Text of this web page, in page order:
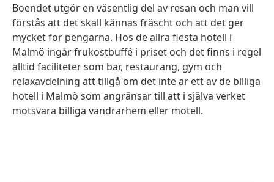
Boendet utgör en väsentlig del av resan och man vill
förstås att det skall kännas fräscht och att det ger
mycket för pengarna. Hos de allra flesta hotell i
Malmö ingår frukostbuffé i priset och det finns i regel
alltid faciliteter som bar, restaurang, gym och
relaxavdelning att tillgå om det inte är ett av de billiga
hotell i Malmö som angränsar till att i själva verket
motsvara billiga vandrarhem eller motell.